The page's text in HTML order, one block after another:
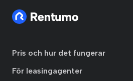
Pris och hur det fungerar
För leasingagenter